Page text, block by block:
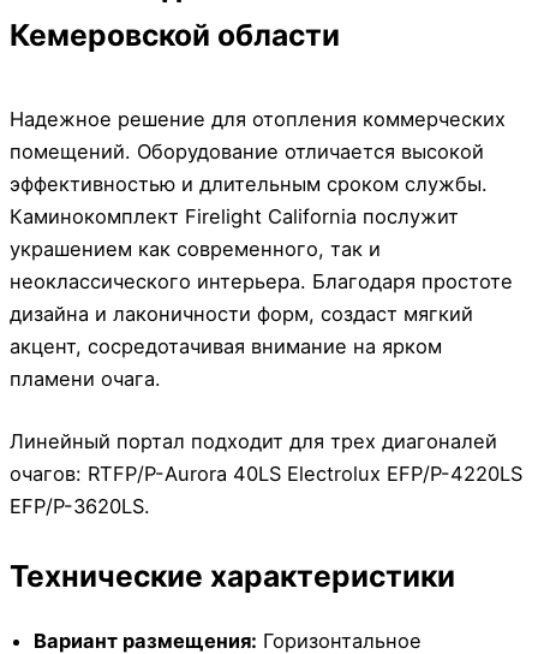
Кемеровской области
Надежное решение для отопления коммерческих
помещений. Оборудование отличается высокой
эффективностью и длительным сроком службы.
Каминокомплект Firelight California послужит
украшением как современного, так и
неоклассического интерьера. Благодаря простоте
дизайна и лаконичности форм, создаст мягкий
акцент, сосредотачивая внимание на ярком
пламени очага.
Линейный портал подходит для трех диагоналей
очагов: RTFP/P-Aurora 40LS Electrolux EFP/P-4220LS
EFP/P-3620LS.
Технические характеристики
Вариант размещения: Горизонтальное